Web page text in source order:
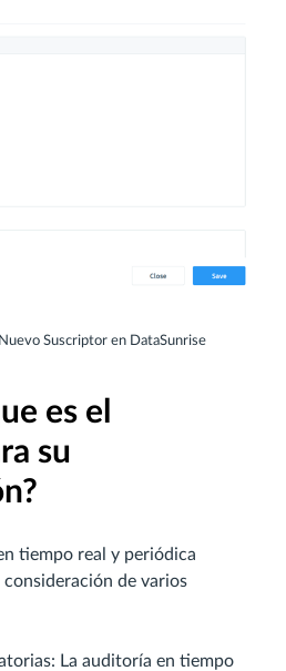
Suscriptor en DataSunrise
es el
su
tiempo real y periódica
de varios
La auditoría en tiempo